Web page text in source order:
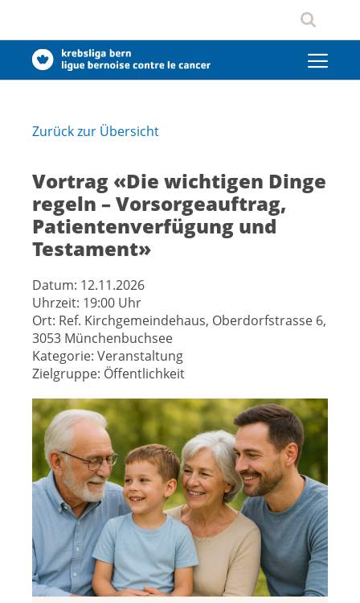
Zurück zur Übersicht
Vortrag «Die wichtigen Dinge
regeln – Vorsorgeauftrag,
Patientenverfügung und
Testament»
Datum: 12.11.2026
Uhrzeit: 19:00 Uhr
Ort: Ref. Kirchgemeindehaus, Oberdorfstrasse 6,
3053 Münchenbuchsee
Kategorie: Veranstaltung
Zielgruppe: Öffentlichkeit